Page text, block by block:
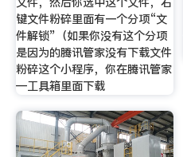
键文件粉碎里面有一个分项“文
件解锁”（如果你没有这个分项
是因为的腾讯管家没有下载文件
粉碎这个小程序，你在腾讯管家
—工具箱里面下载